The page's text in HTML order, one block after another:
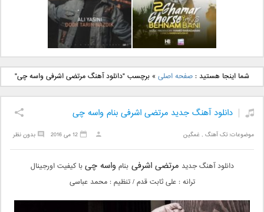
دانلود آهنگ جدید بهنام
بانی بنام قرص قمر 2
دانلود آهنگ جدید علی
یاسینی بنام دورترین نزدیک
شما اینجا هستید :صفحه اصلی »برچسب "دانلود آهنگ مرتضی اشرفی واسه چی"
دانلود آهنگ جدید مرتضی اشرفی بنام واسه چی
موضوعات:تک آهنگ ,غمگین بدون نظر 12 می 2016
دانلود آهنگ جدید مرتضی اشرفیبنام واسه چی با کیفیت اورجینال
ترانه : علی ثابت قدم / تنظیم : محمد عباسی